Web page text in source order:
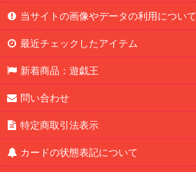
当サイトの画像やデータの利用について
最近チェックしたアイテム
新着商品：遊戯王
問い合わせ
特定商取引法表示
カードの状態表記について